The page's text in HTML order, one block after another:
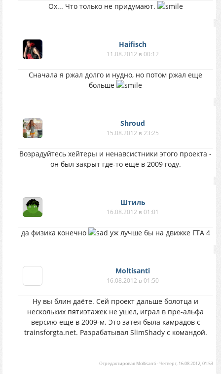
Ох... Что только не придумают.
Haifisch
11.08.2012 в 00:12
Сначала я ржал долго и нудно, но потом ржал еще
больше
Shroud
15.08.2012 в 23:25
Возрадуйтесь хейтеры и ненавсистники этого проекта -
он был закрыт где-то ещё в 2009 году.
Штиль
16.08.2012 в 01:01
да физика конечно уж лучше бы на движке ГТА 4
Moltisanti
16.08.2012 в 01:50
Ну вы блин даёте. Сей проект дальше болотца и
нескольких пятиэтажек не ушел, играл в пре-альфа
версию еще в 2009-м. Это затея была камрадов с
trainsforgta.net. Разрабатывал SlimShady с командой.
Отредактировал Moltisanti-Четверг, 16.08.2012, 01:53